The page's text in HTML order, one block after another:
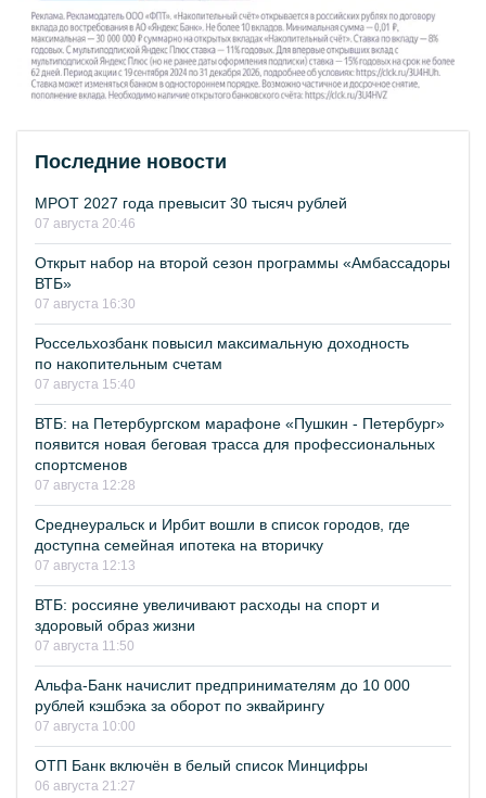
Последние новости
МРОТ 2027 года превысит 30 тысяч рублей
07 августа 20:46
Открыт набор на второй сезон программы «Амбассадоры
ВТБ»
07 августа 16:30
Россельхозбанк повысил максимальную доходность
по накопительным счетам
07 августа 15:40
ВТБ: на Петербургском марафоне «Пушкин - Петербург»
появится новая беговая трасса для профессиональных
спортсменов
07 августа 12:28
Среднеуральск и Ирбит вошли в список городов, где
доступна семейная ипотека на вторичку
07 августа 12:13
ВТБ: россияне увеличивают расходы на спорт и
здоровый образ жизни
07 августа 11:50
Альфа-Банк начислит предпринимателям до 10 000
рублей кэшбэка за оборот по эквайрингу
07 августа 10:00
ОТП Банк включён в белый список Минцифры
06 августа 21:27